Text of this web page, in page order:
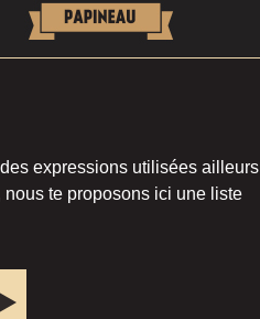
expressions utilisées ailleurs
te proposons ici une liste